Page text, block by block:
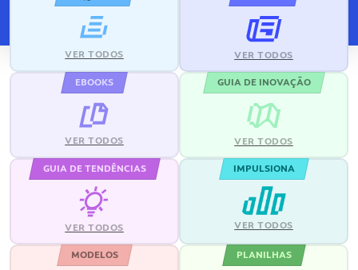
VER TODOS VER TODOS
EBOOKS
VER TODOS
GUIA DE INOVAÇÃO
VER TODOS
GUIA DE TENDÊNCIAS
VER TODOS
IMPULSIONA
VER TODOS
MODELOS PLANILHAS